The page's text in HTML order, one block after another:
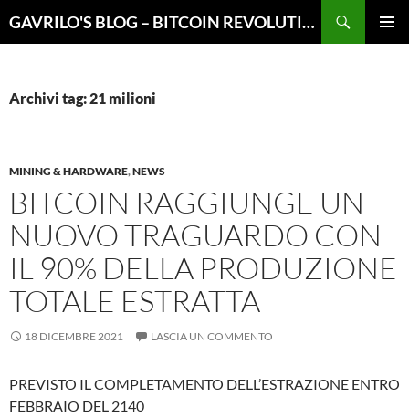
GAVRILO'S BLOG – BITCOIN REVOLUTION
Archivi tag: 21 milioni
MINING & HARDWARE,NEWS
BITCOIN RAGGIUNGE UN
NUOVO TRAGUARDO CON
IL 90% DELLA PRODUZIONE
TOTALE ESTRATTA
18 DICEMBRE 2021 LASCIA UN COMMENTO
PREVISTO IL COMPLETAMENTO DELL’ESTRAZIONE ENTRO
FEBBRAIO DEL 2140